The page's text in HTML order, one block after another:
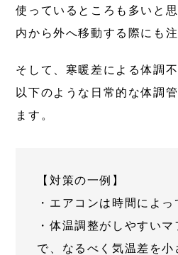
使っているところも多いと
内から外へ移動する際にも
そして、寒暖差による体調
以下のような日常的な体調
ます。
【対策の一例】
・エアコンは時間によ
・体温調整がしやすい
で、なるべく気温差を小